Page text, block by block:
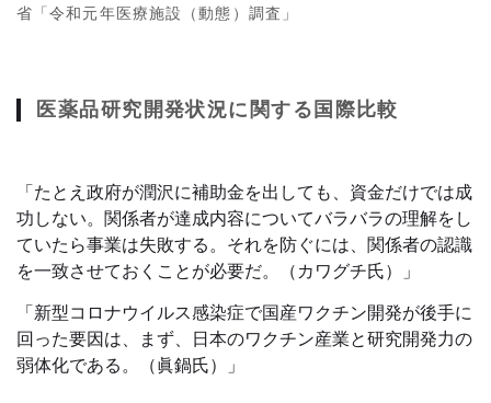
省「令和元年医療施設（動態）調査」
医薬品研究開発状況に関する国際比較
「たとえ政府が潤沢に補助金を出しても、資金だけでは成
功しない。関係者が達成内容についてバラバラの理解をし
ていたら事業は失敗する。それを防ぐには、関係者の認識
を一致させておくことが必要だ。（カワグチ氏）」
「新型コロナウイルス感染症で国産ワクチン開発が後手に
回った要因は、まず、日本のワクチン産業と研究開発力の
弱体化である。（眞鍋氏）」